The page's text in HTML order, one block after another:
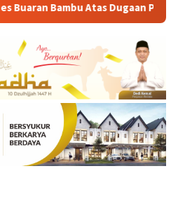
Liar Pengurusan PM 1